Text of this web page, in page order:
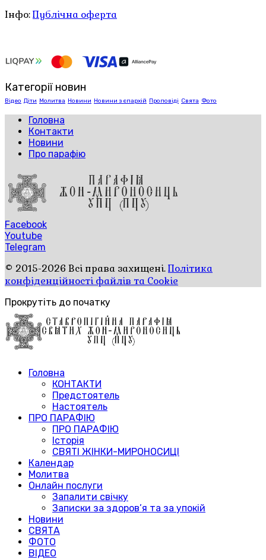
Інфо:Публічна оферта
Категорії новин
Відео Діти Молитва Новини Новини з єпархій Проповіді Свята Фото
Головна
Контакти
Новини
Про парафію
Facebook
Youtube
Telegram
© 2015-2026 Всі права захищені.Політика
конфіденційності файлів та Cookie
Прокрутіть до початку
Головна
КОНТАКТИ
Предстоятель
Настоятель
ПРО ПАРАФІЮ
ПРО ПАРАФІЮ
Історія
СВЯТІ ЖІНКИ-МИРОНОСИЦІ
Календар
Молитва
Онлайн послуги
Запалити свічку
Записки за здоров’я та за упокій
Новини
СВЯТА
ФОТО
ВІДЕО